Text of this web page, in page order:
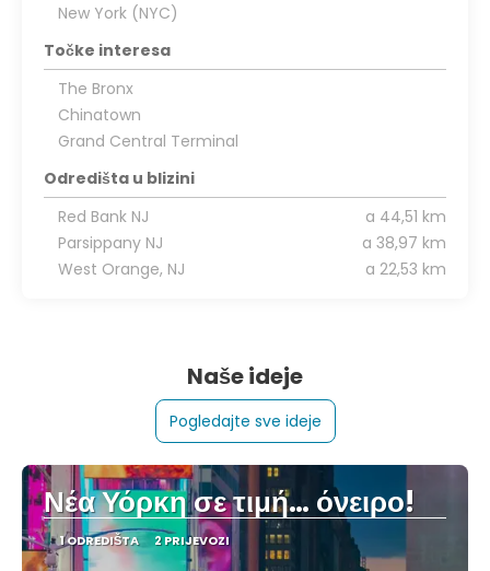
New York (NYC)
Točke interesa
The Bronx
Chinatown
Grand Central Terminal
Odredišta u blizini
Red Bank NJ
a 44,51 km
Parsippany NJ
a 38,97 km
West Orange, NJ
a 22,53 km
Naše ideje
Pogledajte sve ideje
Νέα Υόρκη σε τιμή… όνειρο!
1 ODREDIŠTA 2 PRIJEVOZI